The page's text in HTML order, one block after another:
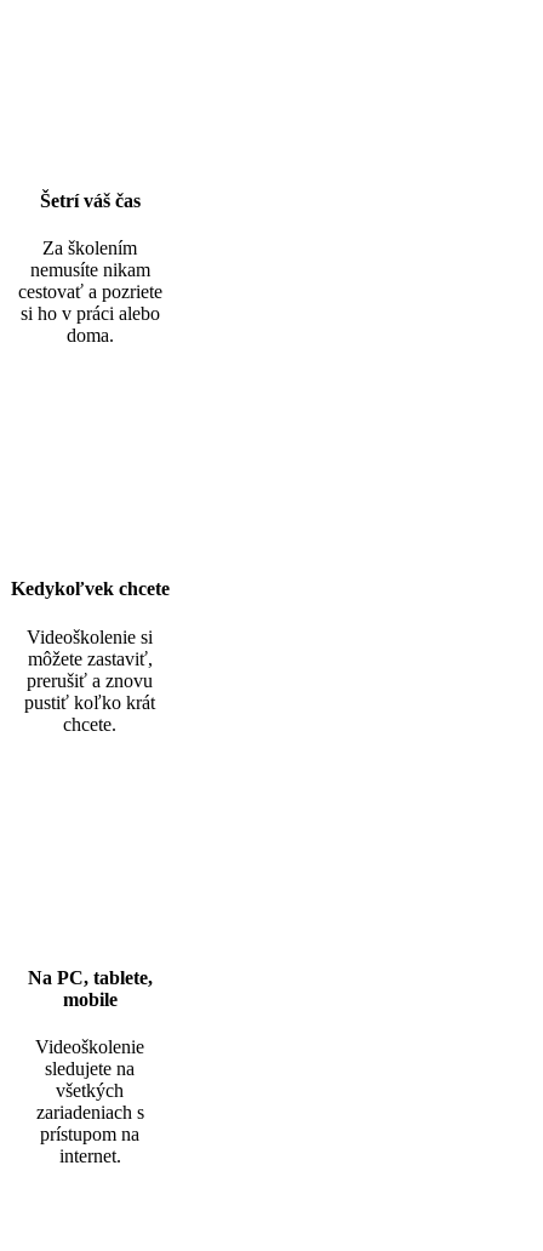
Šetrí váš čas
Za školením
nemusíte nikam
cestovať a pozriete
si ho v práci alebo
doma.
Kedykoľvek chcete
Videoškolenie si
môžete zastaviť,
prerušiť a znovu
pustiť koľko krát
chcete.
Na PC, tablete,
mobile
Videoškolenie
sledujete na
všetkých
zariadeniach s
prístupom na
internet.